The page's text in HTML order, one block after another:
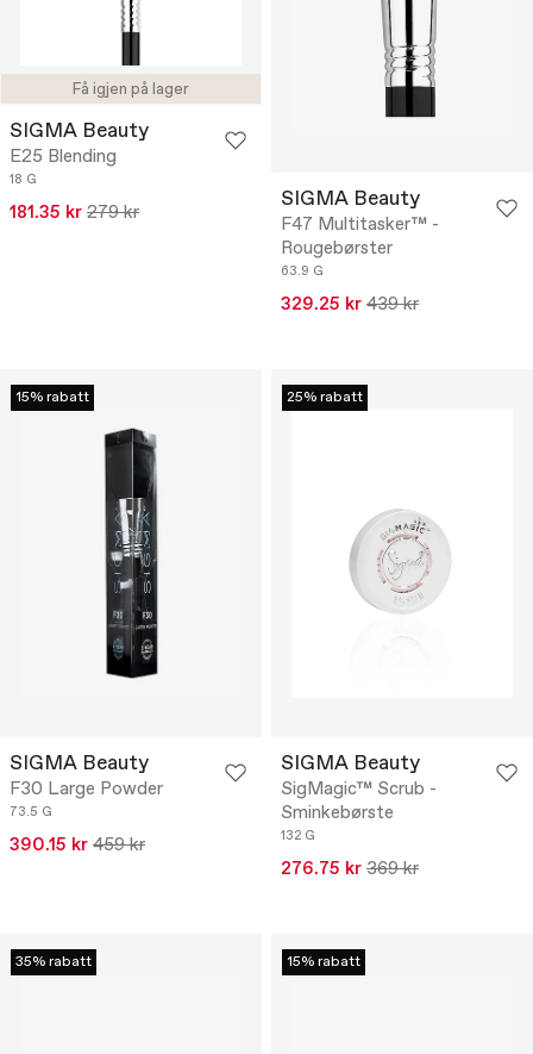
Få igjen på lager
SIGMA Beauty
E25 Blending
18 G
181.35 kr 279 kr SIGMA Beauty
F47 Multitasker™ -
Rougebørster
63.9 G
329.25 kr 439 kr
15% rabatt
SIGMA Beauty
F30 Large Powder
73.5 G
390.15 kr 459 kr
25% rabatt
SIGMA Beauty
SigMagic™ Scrub -
Sminkebørste
132 G
276.75 kr 369 kr
35% rabatt 15% rabatt